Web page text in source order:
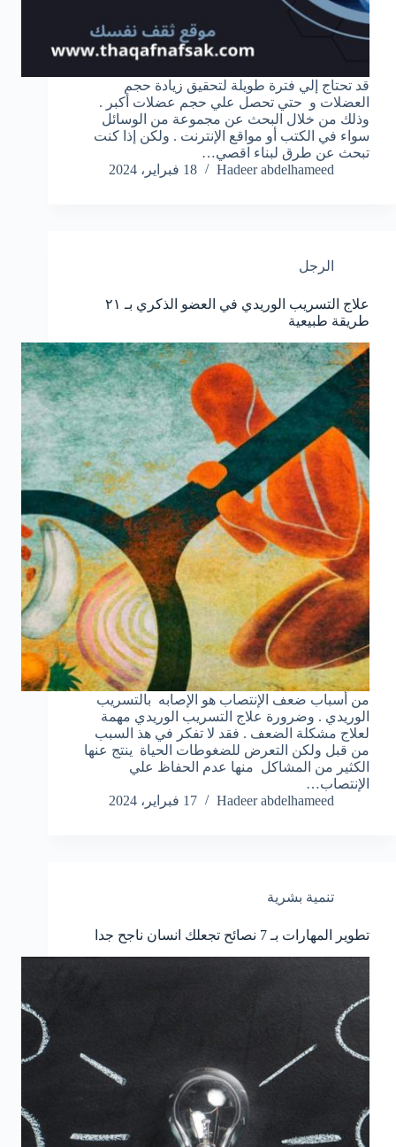
قد تحتاج إلي فترة طويلة لتحقيق زيادة حجم
العضلات و حتي تحصل علي حجم عضلات أكبر .
وذلك من خلال البحث عن مجموعة من الوسائل
سواء في الكتب أو مواقع الإنترنت . ولكن إذا كنت
تبحث عن طرق لبناء اقصي…
Hadeer abdelhameed
18 فبراير، 2024
الرجل
علاج التسريب الوريدي في العضو الذكري بـ ٢١
طريقة طبيعية
من أسباب ضعف الإنتصاب هو الإصابه بالتسريب
الوريدي . وضرورة علاج التسريب الوريدي مهمة
لعلاج مشكلة الضعف . فقد لا تفكر في هذ السبب
من قبل ولكن التعرض للضغوطات الحياة ينتج عنها
الكثير من المشاكل منها عدم الحفاظ علي
الإنتصاب…
Hadeer abdelhameed
17 فبراير، 2024
تنمية بشرية
تطوير المهارات بـ 7 نصائح تجعلك انسان ناجح جدا